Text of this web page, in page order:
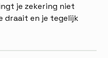
je zekering niet
draait en je tegelijk